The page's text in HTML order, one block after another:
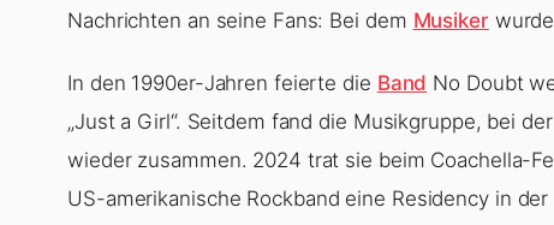
Nachrichten an seine Fans: Bei dem Musikerwurde
In den 1990er-Jahren feierte die Band No Doubt
„Just a Girl“. Seitdem fand die Musikgruppe, bei der
wieder zusammen. 2024 trat sie beim Coachella-
US-amerikanische Rockband eine Residency in